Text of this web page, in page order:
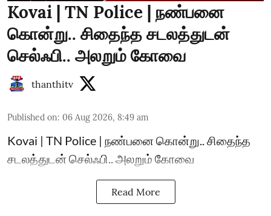
Kovai | TN Police | நண்பனை
கொன்று.. சிதைந்த சடலத்துடன்
செல்ஃபி.. அலறும் கோவை
thanthitv
Published on: 06 Aug 2026, 8:49 am
Kovai | TN Police | நண்பனை கொன்று.. சிதைந்த
சடலத்துடன் செல்ஃபி.. அலறும் கோவை
Read More